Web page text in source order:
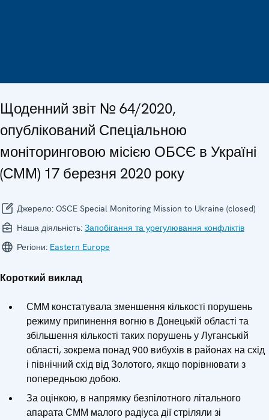
Щоденний звіт № 64/2020,
опублікований Спеціальною
моніторинговою місією ОБСЄ в Україні
(СММ) 17 березня 2020 року
Джерело: OSCE Special Monitoring Mission to Ukraine (closed)
Наша діяльність: Запобігання та урегулювання конфліктів
Регіони: Eastern Europe
Короткий виклад
СММ констатувала зменшення кількості порушень
режиму припинення вогню в Донецькій області та
збільшення кількості таких порушень у Луганській
області, зокрема понад 900 вибухів в районах на схід
і північний схід від Золотого, якщо порівнювати з
попередньою добою.
За оцінкою, в напрямку безпілотного літального
апарата СММ малого радіуса дії стріляли зі